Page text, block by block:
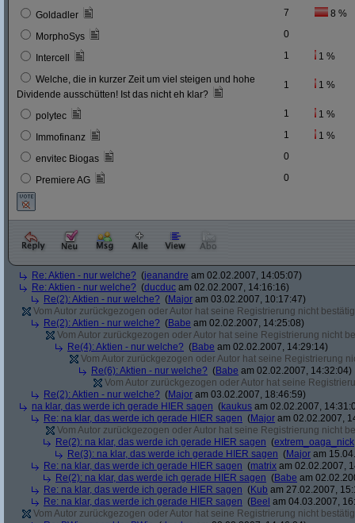
Goldadler 7 8 %
MorphoSys 0
Intercell 1 1 %
Welche, die in kurzer Zeit um viel steigen und hohe
Dividende ausschütten! Ist das nicht eh klar?
1 1 %
polytec 1 1 %
Immofinanz 1 1 %
envitec Biogas 0
Premiere AG 0
Re: Aktien - nur welche? (jeanandre am 02.02.2007, 14:05:07)
Re: Aktien - nur welche? (ducduc am 02.02.2007, 14:16:16)
Re(2): Aktien - nur welche? (Major am 03.02.2007, 10:17:47)
Vom Autor zurückgezogen oder Autor hat seine Registrierung nicht
Re(2): Aktien - nur welche? (Babe am 02.02.2007, 14:25:08)
Vom Autor zurückgezogen oder Autor hat seine Registrierung nicht
Re(4): Aktien - nur welche? (Babe am 02.02.2007, 14:29:14)
Vom Autor zurückgezogen oder Autor hat seine Registrierung
Re(6): Aktien - nur welche? (Babe am 02.02.2007, 14:32:04)
Vom Autor zurückgezogen oder Autor hat seine
Re(2): Aktien - nur welche? (Major am 03.02.2007, 18:46:59)
na klar, das werde ich gerade HIER sagen (kaukus am 02.02.2007,
Re: na klar, das werde ich gerade HIER sagen (Major am 02.02.2007,
Vom Autor zurückgezogen oder Autor hat seine Registrierung nicht
Re(2): na klar, das werde ich gerade HIER sagen (extrem_oaga_nick
Re(3): na klar, das werde ich gerade HIER sagen (Major am
Re: na klar, das werde ich gerade HIER sagen (matrix am 02.02.2007,
Re(2): na klar, das werde ich gerade HIER sagen (Babe am
Re: na klar, das werde ich gerade HIER sagen (Kub am 27.02.2007,
Re: na klar, das werde ich gerade HIER sagen (Beel am 04.03.2007,
Vom Autor zurückgezogen oder Autor hat seine Registrierung nicht